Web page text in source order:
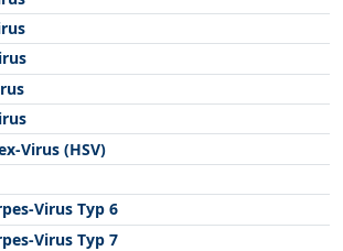
Virus (HSV)
Virus Typ 6
Virus Typ 7